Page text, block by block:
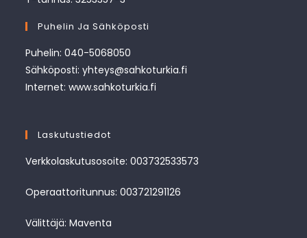
Puhelin Ja Sähköposti
Puhelin: 040-5068050
Sähköposti: yhteys@sahkoturkia.fi
Internet: www.sahkoturkia.fi
Laskutustiedot
Verkkolaskutusosoite: 003732533573
Operaattoritunnus: 003721291126
Välittäjä: Maventa